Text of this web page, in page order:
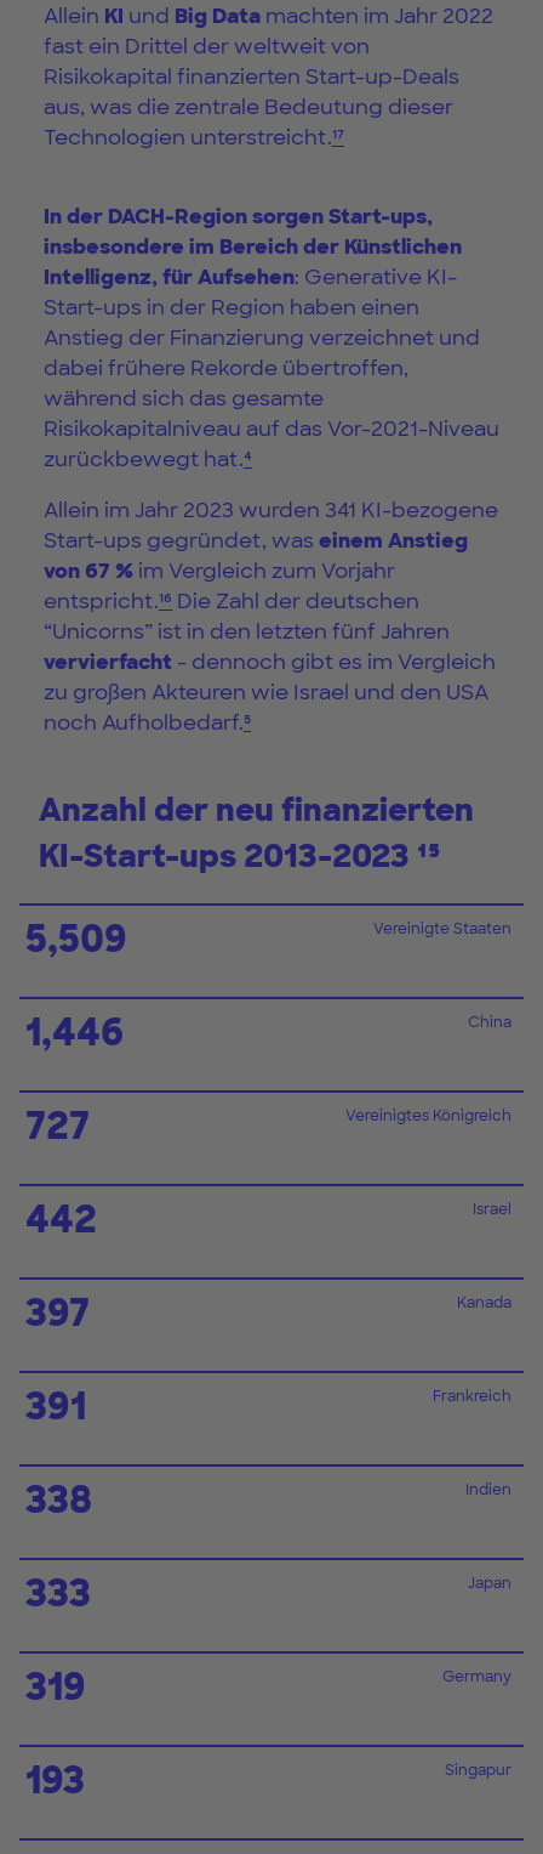
Allein KI und Big Data machten im Jahr 2022
fast ein Drittel der weltweit von
Risikokapital finanzierten Start-up-Deals
aus, was die zentrale Bedeutung dieser
Technologien unterstreicht.¹⁷
In der DACH-Region sorgen Start-ups,
insbesondere im Bereich der Künstlichen
Intelligenz, für Aufsehen: Generative KI-
Start-ups in der Region haben einen
Anstieg der Finanzierung verzeichnet und
dabei frühere Rekorde übertroffen,
während sich das gesamte
Risikokapitalniveau auf das Vor-2021-Niveau
zurückbewegt hat.⁴
Allein im Jahr 2023 wurden 341 KI-bezogene
Start-ups gegründet, was einem Anstieg
von 67 % im Vergleich zum Vorjahr
entspricht.¹⁶ Die Zahl der deutschen
“Unicorns” ist in den letzten fünf Jahren
vervierfacht - dennoch gibt es im Vergleich
zu großen Akteuren wie Israel und den USA
noch Aufholbedarf.⁵
Anzahl der neu finanzierten
KI-Start-ups 2013-2023 ¹⁵
5,509 Vereinigte Staaten
1,446 China
727 Vereinigtes Königreich
442 Israel
397 Kanada
391 Frankreich
338 Indien
333 Japan
319 Germany
193 Singapur